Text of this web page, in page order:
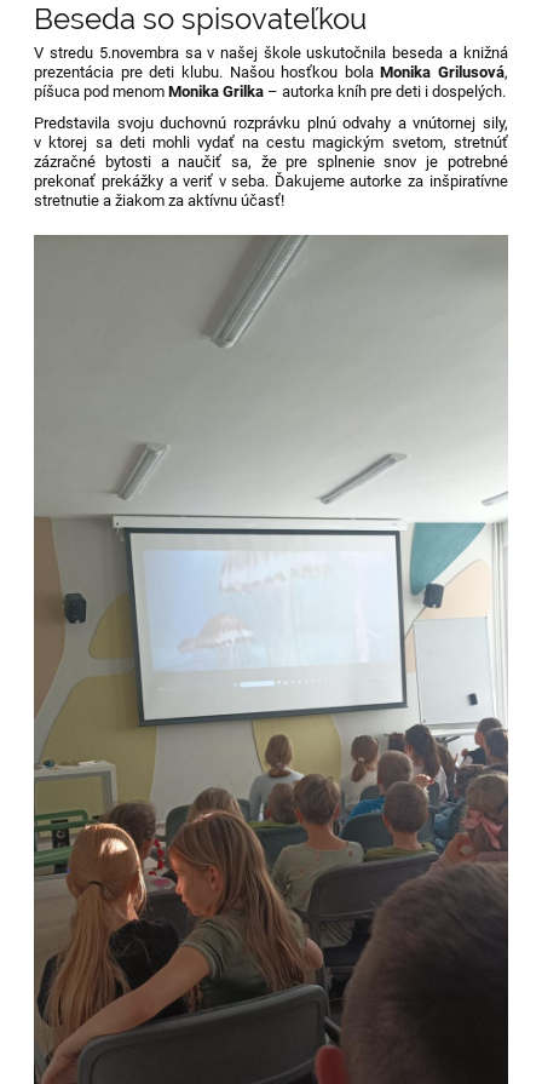
Beseda so spisovateľkou
V stredu 5.novembra sa v našej škole uskutočnila beseda a knižná
prezentácia pre deti klubu. Našou hosťkou bola Monika Grilusová,
píšuca pod menom Monika Grilka – autorka kníh pre deti i dospelých.
Predstavila svoju duchovnú rozprávku plnú odvahy a vnútornej sily,
v ktorej sa deti mohli vydať na cestu magickým svetom, stretnúť
zázračné bytosti a naučiť sa, že pre splnenie snov je potrebné
prekonať prekážky a veriť v seba. Ďakujeme autorke za inšpiratívne
stretnutie a žiakom za aktívnu účasť!